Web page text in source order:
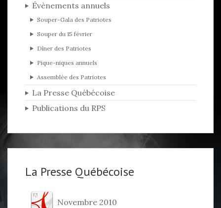
Évènements annuels
Souper-Gala des Patriotes
Souper du 15 février
Dîner des Patriotes
Pique-niques annuels
Assemblée des Patriotes
La Presse Québécoise
Publications du RPS
La Presse Québécoise
Novembre 2010